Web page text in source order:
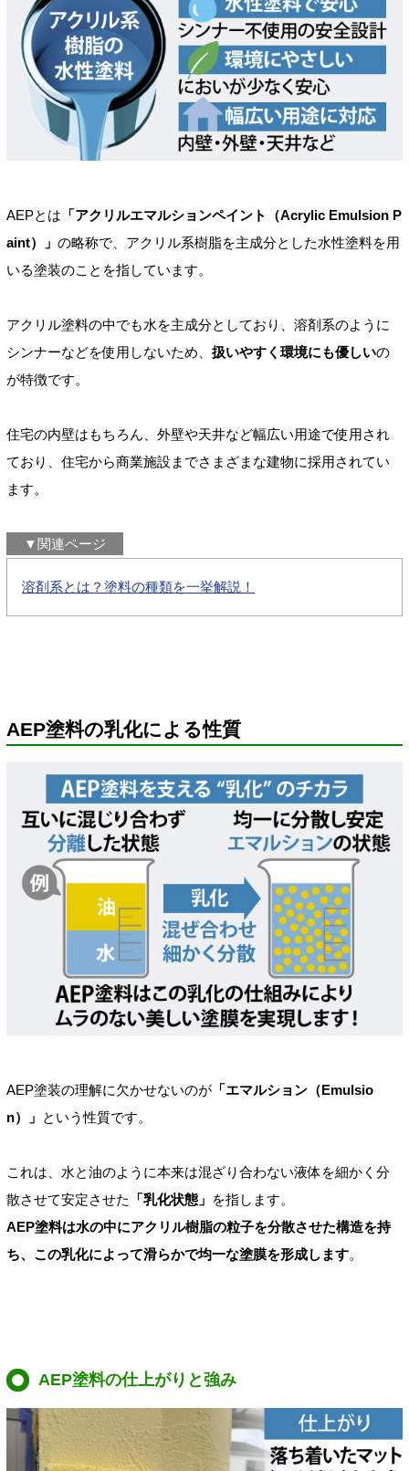
AEPとは 「アクリルエマルションペイント（Acrylic Emulsion P
aint）」 の略称で、アクリル系樹脂を主成分とした水性塗料を用
いる塗装のことを指しています。
アクリル塗料の中でも水を主成分としており、溶剤系のように
シンナーなどを使用しないため、 扱いやすく環境にも優しいの
が特徴です。
住宅の内壁はもちろん、外壁や天井など幅広い用途で使用され
ており、住宅から商業施設までさまざまな建物に採用されてい
ます。
▼関連ページ
溶剤系とは？塗料の種類を一挙解説！
AEP塗料の乳化による性質
AEP塗装の理解に欠かせないのが 「エマルション（Emulsio
n）」 という性質です。
これは、水と油のように本来は混ざり合わない液体を細かく分
散させて安定させた
「乳化状態」 を指します。
AEP塗料は水の中にアクリル樹脂の粒子を分散させた構造を持
ち、この乳化によって滑らかで均一な塗膜を形成します。
AEP塗料の仕上がりと強み